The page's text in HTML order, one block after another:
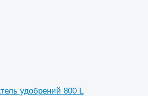
удобрений 800 L